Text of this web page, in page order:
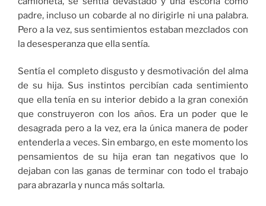
padre, incluso un cobarde al no dirigirle ni una palabra.
Pero a la vez, sus sentimientos estaban mezclados con
la desesperanza que ella sentía.
Sentía el completo disgusto y desmotivación del alma
de su hija. Sus instintos percibían cada sentimiento
que ella tenía en su interior debido a la gran conexión
que construyeron con los años. Era un poder que le
desagrada pero a la vez, era la única manera de poder
entenderla a veces. Sin embargo, en este momento los
pensamientos de su hija eran tan negativos que lo
dejaban con las ganas de terminar con todo el trabajo
para abrazarla y nunca más soltarla.